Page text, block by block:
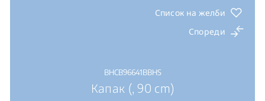
Список на желби
Спореди
BHCB96641BBHS
Капак (, 90 cm)